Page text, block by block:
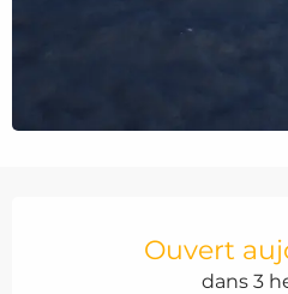
Ouvert
dans 3